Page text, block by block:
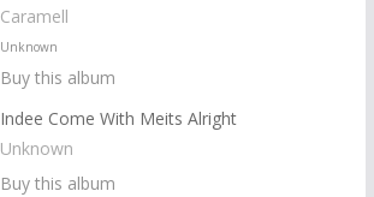
Caramell
Unknown
Buy this album
Indee Come With Meits Alright
Unknown
Buy this album